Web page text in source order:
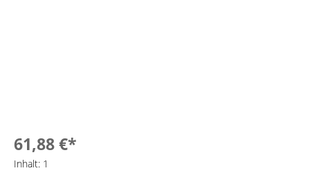
61,88 €*
Inhalt: 1